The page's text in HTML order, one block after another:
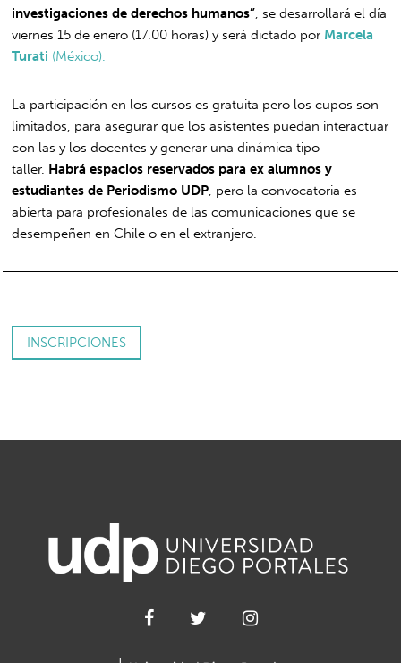
investigaciones de derechos humanos”, se desarrollará el día
viernes 15 de enero (17.00 horas) y será dictado por Marcela
Turati (México).
La participación en los cursos es gratuita pero los cupos son
limitados, para asegurar que los asistentes puedan interactuar
con las y los docentes y generar una dinámica tipo
taller. Habrá espacios reservados para ex alumnos y
estudiantes de Periodismo UDP, pero la convocatoria es
abierta para profesionales de las comunicaciones que se
desempeñen en Chile o en el extranjero.
INSCRIPCIONES